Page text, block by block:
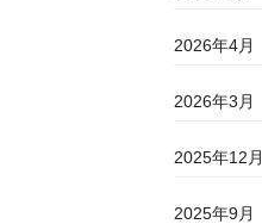
2026年4月
2026年3月
2025年12月
2025年9月